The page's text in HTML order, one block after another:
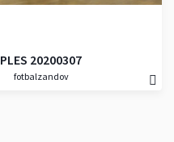
PLES 20200307
fotbalzandov